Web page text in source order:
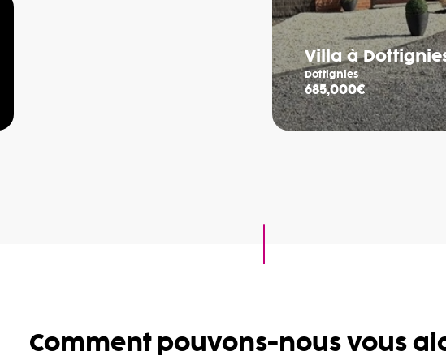
Villa à
Dottignies
685,000€
Comment pouvons-nous vous